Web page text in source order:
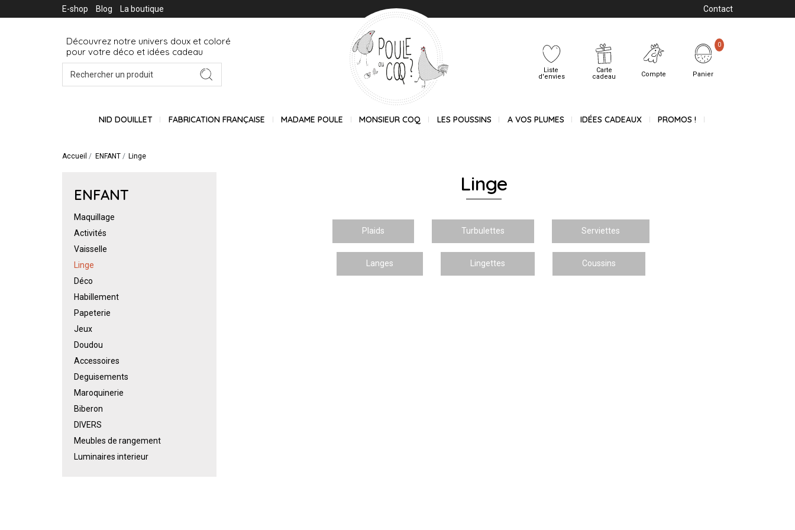
E-shop Blog La boutique Contact
Découvrez notre univers doux et coloré
pour votre déco et idées cadeau
Liste
d'envies
Carte
cadeau
Compte Panier
0
NID DOUILLET FABRICATION FRANÇAISE MADAME POULE MONSIEUR COQ LES POUSSINS A VOS PLUMES IDÉES CADEAUX PROMOS !
Accueil ENFANT Linge
ENFANT
Maquillage
Activités
Vaisselle
Linge
Déco
Habillement
Papeterie
Jeux
Doudou
Accessoires
Deguisements
Maroquinerie
Biberon
DIVERS
Meubles de rangement
Luminaires interieur
Linge
Plaids Turbulettes Serviettes
Langes Lingettes Coussins